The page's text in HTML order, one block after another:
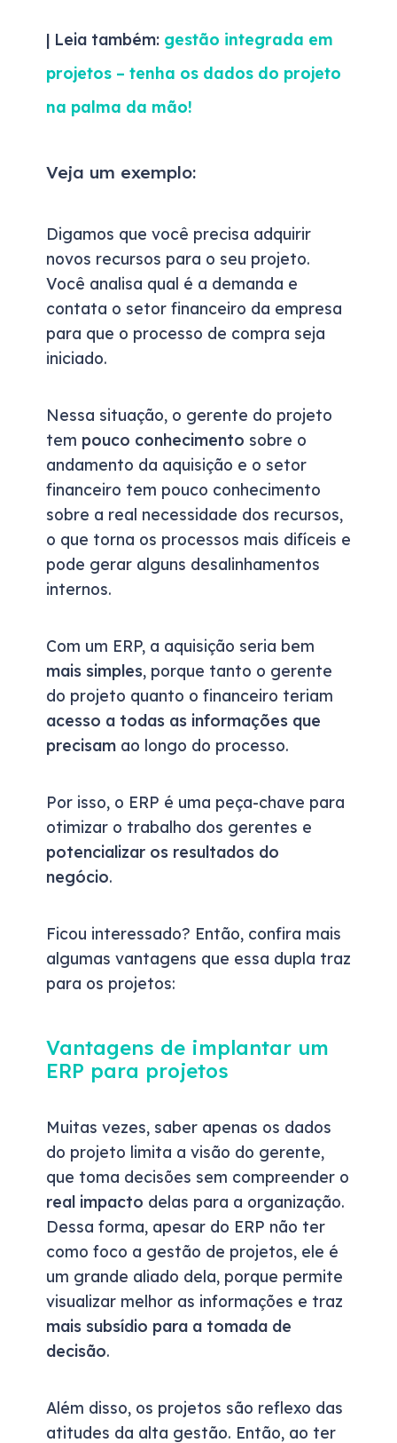
| Leia também: gestão integrada em
projetos – tenha os dados do projeto
na palma da mão!
Veja um exemplo:
Digamos que você precisa adquirir
novos recursos para o seu projeto.
Você analisa qual é a demanda e
contata o setor financeiro da empresa
para que o processo de compra seja
iniciado.
Nessa situação, o gerente do projeto
tem pouco conhecimento sobre o
andamento da aquisição e o setor
financeiro tem pouco conhecimento
sobre a real necessidade dos recursos,
o que torna os processos mais difíceis e
pode gerar alguns desalinhamentos
internos.
Com um ERP, a aquisição seria bem
mais simples, porque tanto o gerente
do projeto quanto o financeiro teriam
acesso a todas as informações que
precisam ao longo do processo.
Por isso, o ERP é uma peça-chave para
otimizar o trabalho dos gerentes e
potencializar os resultados do
negócio.
Ficou interessado? Então, confira mais
algumas vantagens que essa dupla traz
para os projetos:
Vantagens de implantar um
ERP para projetos
Muitas vezes, saber apenas os dados
do projeto limita a visão do gerente,
que toma decisões sem compreender o
real impacto delas para a organização.
Dessa forma, apesar do ERP não ter
como foco a gestão de projetos, ele é
um grande aliado dela, porque permite
visualizar melhor as informações e traz
mais subsídio para a tomada de
decisão.
Além disso, os projetos são reflexo das
atitudes da alta gestão. Então, ao ter